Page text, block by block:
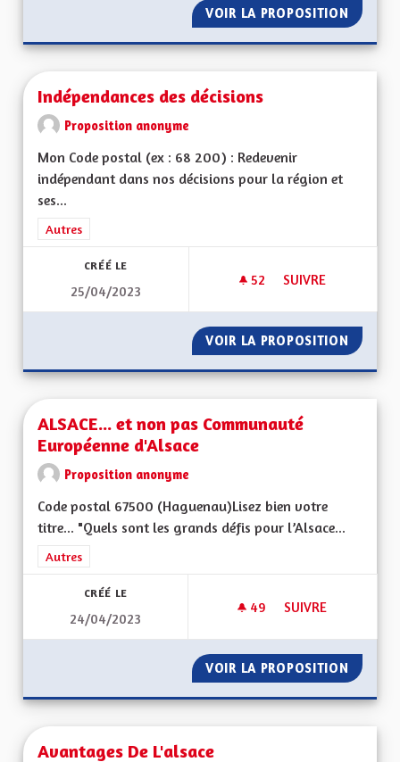
VOIR LA PROPOSITION MIEUX
Indépendances des décisions
Proposition anonyme
Mon Code postal (ex : 68 200) : Redevenir
indépendant dans nos décisions pour la région et
ses...
Filtrer les résultats de la catégorie : Autres
Autres
CRÉÉ LE
25/04/2023
52 52 ABONNÉS
SUIVRE
VOIR LA PROPOSITION
ALSACE... et non pas Communauté
Européenne d'Alsace
Proposition anonyme
Code postal 67500 (Haguenau)Lisez bien votre
titre... "Quels sont les grands défis pour l’Alsace...
Filtrer les résultats de la catégorie : Autres
Autres
CRÉÉ LE
24/04/2023
49 49 ABONNÉS
SUIVRE
VOIR LA PROPOSITION
Avantages De L'alsace